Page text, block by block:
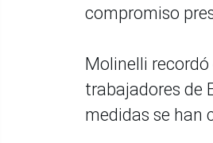
compromiso
Molinelli
trabajadores de
medidas se han